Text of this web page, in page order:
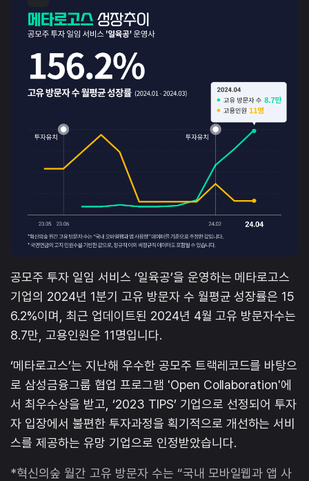
공모주 투자 일임 서비스 ‘일육공’을 운영하는 메타로고스
기업의 2024년 1분기 고유 방문자 수 월평균 성장률은 15
6.2%이며, 최근 업데이트된 2024년 4월 고유 방문자수는
8.7만, 고용인원은 11명입니다.
‘메타로고스’는 지난해 우수한 공모주 트랙레코드를 바탕으
로 삼성금융그룹 협업 프로그램 'Open Collaboration'에
서 최우수상을 받고, ‘2023 TIPS’ 기업으로 선정되어 투자
자 입장에서 불편한 투자과정을 획기적으로 개선하는 서비
스를 제공하는 유망 기업으로 인정받았습니다.
*혁신의숲 월간 고유 방문자 수는 “국내 모바일웹과 앱 사